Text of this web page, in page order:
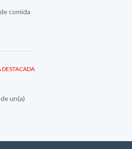
comida
DESTACADA
un(a)